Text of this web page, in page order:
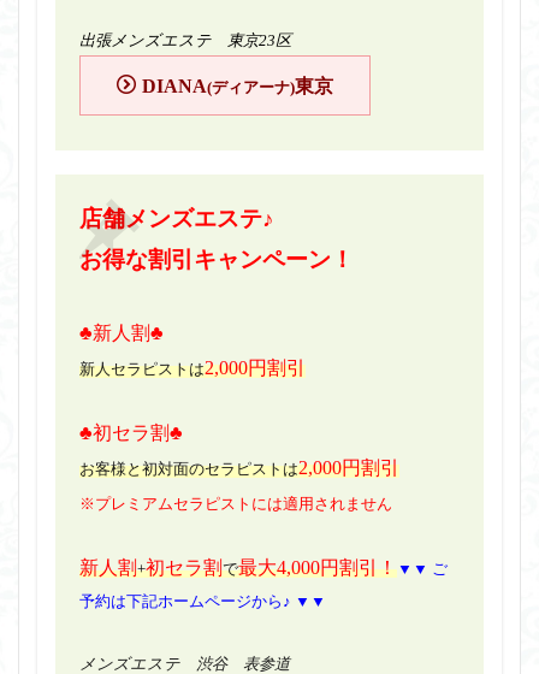
出張メンズエステ 東京23区
DIANA(ディアーナ)東京
店舗メンズエステ♪
お得な割引キャンペーン！
♣新人割♣
新人セラピストは2,000円割引
♣初セラ割♣
お客様と初対面のセラピストは2,000円割引
※プレミアムセラピストには適用されません
新人割+初セラ割で最大4,000円割引！▼▼ ご
予約は下記ホームページから♪ ▼▼
メンズエステ 渋谷 表参道